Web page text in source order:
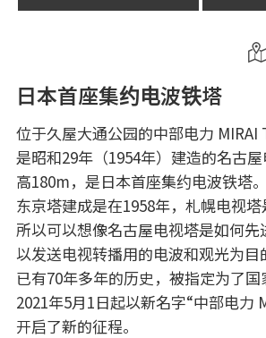
日本首座集约电波铁塔
位于久屋大通公园的中部电力 MIRAI
是昭和29年（1954年）建造的名古屋
高180m，是日本首座集约电波铁塔。
东京塔建成是在1958年，札幌电视塔
所以可以想像名古屋电视塔是如何先
以发送电视转播用的电波和观光为目
已有70年多年的历史，被指定为了国
2021年5月1日起以新名字“中部电力
开启了新的征程。